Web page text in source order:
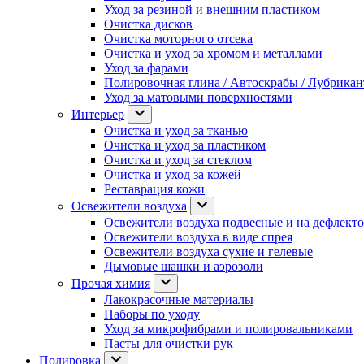
Уход за резиной и внешним пластиком
Очистка дисков
Очистка моторного отсека
Очистка и уход за хромом и металлами
Уход за фарами
Полировочная глина / Автоскрабы /
Уход за матовыми поверхностями
Интерьер
Очистка и уход за тканью
Очистка и уход за пластиком
Очистка и уход за стеклом
Очистка и уход за кожей
Реставрация кожи
Освежители воздуха
Освежители воздуха подвесные и на
Освежители воздуха в виде спрея
Освежители воздуха сухие и гелевые
Дымовые шашки и аэрозоли
Прочая химия
Лакокрасочные материалы
Наборы по уходу
Уход за микрофибрами и полировальниками
Пасты для очистки рук
Полировка